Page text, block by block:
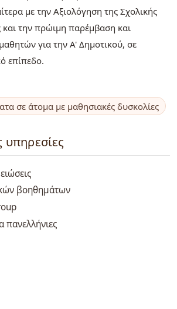
με την Αξιολόγηση της Σχολικής
και την πρώιμη παρέμβαση και
για την Α' Δημοτικού, σε
επίπεδο.
σε άτομα με μαθησιακές δυσκολίες
υπηρεσίες
βοηθημάτων
πανελλήνιες